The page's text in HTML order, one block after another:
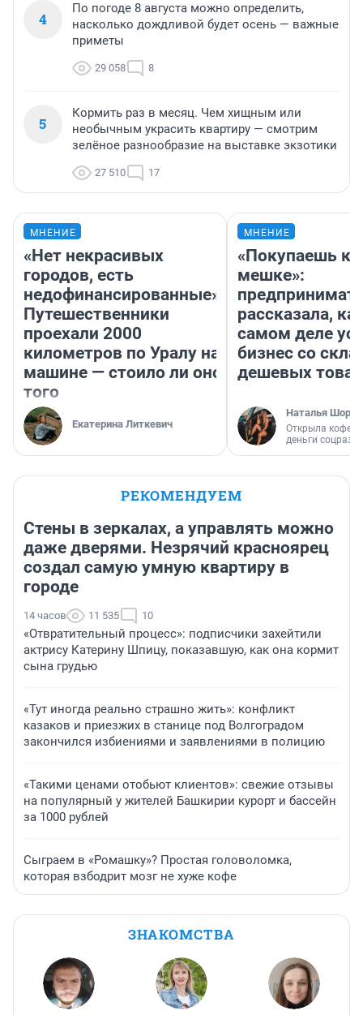
4
По погоде 8 августа можно определить,
насколько дождливой будет осень — важные
приметы
29 058 8
5
Кормить раз в месяц. Чем хищным или
необычным украсить квартиру — смотрим
зелёное разнообразие на выставке экзотики
27 510 17
МНЕНИЕ
«Нет некрасивых
городов, есть
недофинансированные».
Путешественники
проехали 2000
километров по Уралу на
машине — стоило ли оно
того
Екатерина Литкевич
МНЕНИЕ
«Покупаешь
мешке»:
рассказала,
самом деле
бизнес со
дешевых
Наталья
Открыла
деньги
РЕКОМЕНДУЕМ
Стены в зеркалах, а управлять можно
даже дверями. Незрячий красноярец
создал самую умную квартиру в
городе
14 часов 11 535 10
«Отвратительный процесс»: подписчики захейтили
актрису Катерину Шпицу, показавшую, как она кормит
сына грудью
«Тут иногда реально страшно жить»: конфликт
казаков и приезжих в станице под Волгоградом
закончился избиениями и заявлениями в полицию
«Такими ценами отобьют клиентов»: свежие отзывы
на популярный у жителей Башкирии курорт и бассейн
за 1000 рублей
Сыграем в «Ромашку»? Простая головоломка,
которая взбодрит мозг не хуже кофе
ЗНАКОМСТВА